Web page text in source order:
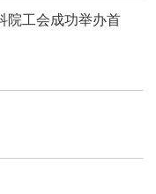
工会成功举办首